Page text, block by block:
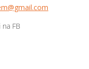
FB